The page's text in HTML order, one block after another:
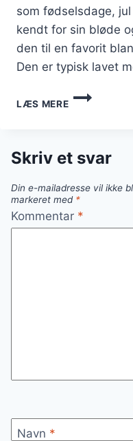
som fødselsdage,
kendt for sin bløde
den til en favorit
Den er typisk lavet
LÆS MERE
FEDTEBRØD
MED
FESTLIGE
LEJLIGHEDER
Skriv et svar
Din e-mailadresse vil ikke
markeret med *
Kommentar *
Navn *